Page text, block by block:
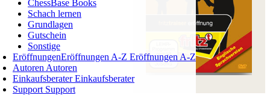
ChessBase Books
Schach lernen
Grundlagen
Gutschein
Sonstige
EröffnungenEröffnungen A-Z Eröffnungen A-Z
Autoren Autoren
EinkaufsberaterEinkaufsberater
Support Support